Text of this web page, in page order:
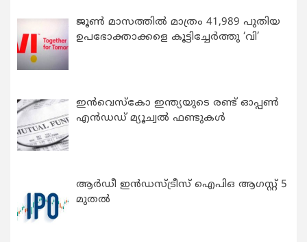
ജൂൺ മാസത്തിൽ മാത്രം 41,989 പുതിയ
ഉപഭോക്താക്കളെ കൂട്ടിച്ചേർത്തു ‘വി’
ഇന്‍വെസ്കോ ഇന്ത്യയുടെ രണ്ട് ഓപ്പണ്‍
എന്‍ഡഡ് മ്യൂച്വല്‍ ഫണ്ടുകള്‍
ആർഡീ ഇൻഡസ്ട്രീസ് ഐപിഒ ആഗസ്റ്റ് 5
മുതൽ